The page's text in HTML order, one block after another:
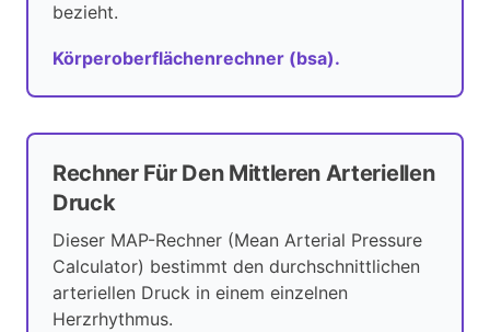
bezieht.
Körperoberflächenrechner (bsa).
Rechner Für Den Mittleren Arteriellen
Druck
Dieser MAP-Rechner (Mean Arterial Pressure
Calculator) bestimmt den durchschnittlichen
arteriellen Druck in einem einzelnen
Herzrhythmus.